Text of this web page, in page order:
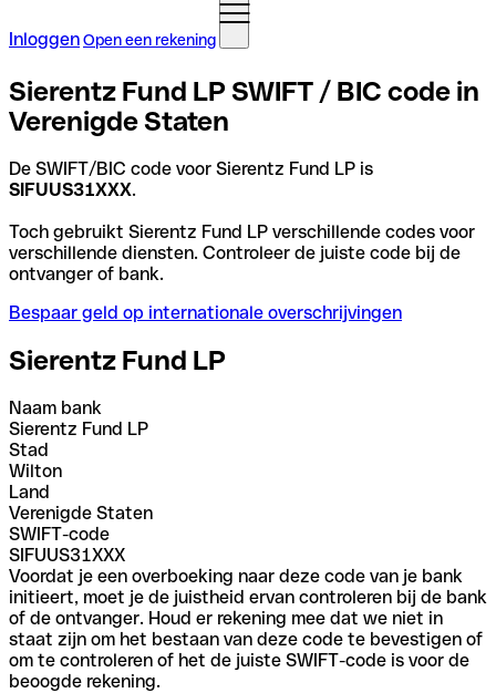
InloggenOpen een rekening
Sierentz Fund LP SWIFT / BIC code in
Verenigde Staten
De SWIFT/BIC code voor Sierentz Fund LP is
SIFUUS31XXX.
Toch gebruikt Sierentz Fund LP verschillende codes voor
verschillende diensten. Controleer de juiste code bij de
ontvanger of bank.
Bespaar geld op internationale overschrijvingen
Sierentz Fund LP
Naam bank
Sierentz Fund LP
Stad
Wilton
Land
Verenigde Staten
SWIFT-code
SIFUUS31XXX
Voordat je een overboeking naar deze code van je bank
initieert, moet je de juistheid ervan controleren bij de bank
of de ontvanger. Houd er rekening mee dat we niet in
staat zijn om het bestaan van deze code te bevestigen of
om te controleren of het de juiste SWIFT-code is voor de
beoogde rekening.